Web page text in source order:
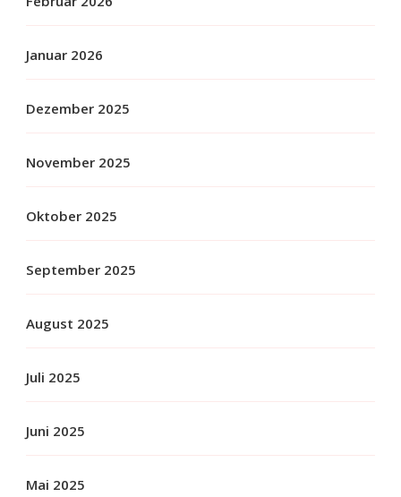
Januar 2026
Dezember 2025
November 2025
Oktober 2025
September 2025
August 2025
Juli 2025
Juni 2025
Mai 2025